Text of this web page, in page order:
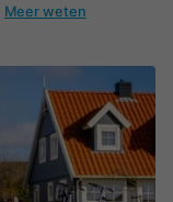
Meer weten